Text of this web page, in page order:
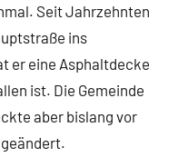
Seit Jahrzehnten
ins
er eine Asphaltdecke
ist. Die Gemeinde
aber bislang vor